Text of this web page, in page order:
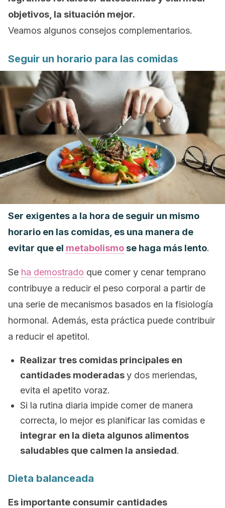
objetivos, la situación mejor.
Veamos algunos consejos complementarios.
Seguir un horario para las comidas
Ser exigentes a la hora de seguir un mismo
horario en las comidas, es una manera de
evitar que el metabolismose haga más lento.
Se ha demostrado que comer y cenar temprano
contribuye a reducir el peso corporal a partir de
una serie de mecanismos basados en la fisiología
hormonal. Además, esta práctica puede contribuir
a reducir el apetitol.
Realizar tres comidas principales en
cantidades moderadasy dos meriendas,
evita el apetito voraz.
Si la rutina diaria impide comer de manera
correcta, lo mejor es planificar las comidas e
integrar en la dieta algunos alimentos
saludables que calmen la ansiedad.
Dieta balanceada
Es importante consumir cantidades